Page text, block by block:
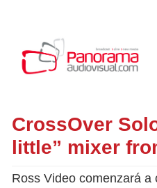
CrossOver
little” mixer
Ross Video comenzará